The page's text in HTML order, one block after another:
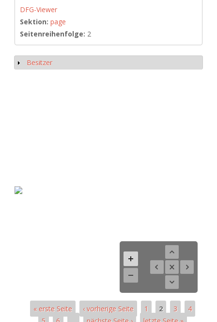
DFG-Viewer
Sektion: page
Seitenreihenfolge: 2
Anzeigen
Besitzer
« erste Seite ‹ vorherige Seite 1 2 3
4